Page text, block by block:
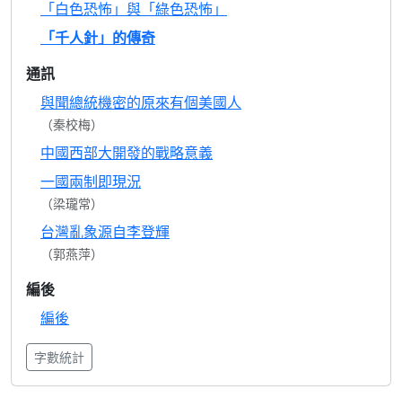
「白色恐怖」與「綠色恐怖」
「千人針」的傳奇
通訊
與聞總統機密的原來有個美國人
（秦校梅）
中國西部大開發的戰略意義
一國兩制即現況
（梁瓏常）
台灣亂象源自李登輝
（郭燕萍）
編後
編後
字數統計